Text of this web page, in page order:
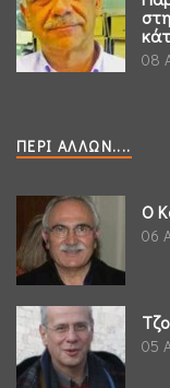
08
ΠΕΡΊ ΆΛΛΩΝ....
Ο
06
05